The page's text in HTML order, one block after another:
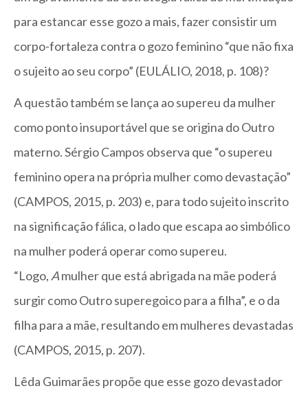
para estancar esse gozo a mais, fazer consistir um
corpo-fortaleza contra o gozo feminino “que não fixa
o sujeito ao seu corpo” (EULÁLIO, 2018, p. 108)?
A questão também se lança ao supereu da mulher
como ponto insuportável que se origina do Outro
materno. Sérgio Campos observa que “o supereu
feminino opera na própria mulher como devastação”
(CAMPOS, 2015, p. 203) e, para todo sujeito inscrito
na significação fálica, o lado que escapa ao simbólico
na mulher poderá operar como supereu.
“Logo, Amulher que está abrigada na mãe poderá
surgir como Outro superegoico para a filha”, e o da
filha para a mãe, resultando em mulheres devastadas
(CAMPOS, 2015, p. 207).
Lêda Guimarães propõe que esse gozo devastador